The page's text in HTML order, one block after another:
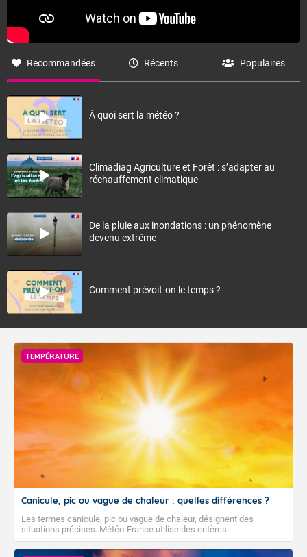
Recommandées Récents Populaires
À quoi sert la météo ?
Climadiag Agriculture et Forêt : s’adapter au
réchauffement climatique
De la pluie aux inondations : un phénomène
devenu extrême
Comment prévoit-on le temps ?
TEMPÉRATURE
Canicule, pic ou vague de chaleur : quelles différences ?
Les termes canicule, pic ou vague de chaleur, désignent des
situations précises. Météo-France utilise des critères
climatologiques pour évaluer et qualifier les épisodes de chaleur qui
peuvent avoir des impacts sanitaires et socio-économiques